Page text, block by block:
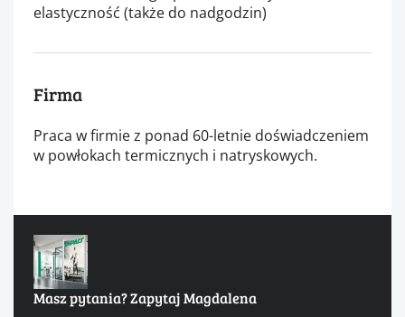
elastyczność (także do nadgodzin)
Firma
Praca w firmie z ponad 60-letnie doświadczeniem
w powłokach termicznych i natryskowych.
Masz pytania? Zapytaj Magdalena